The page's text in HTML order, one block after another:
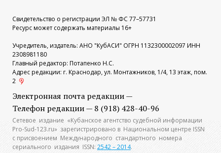
Свидетельство о регистрации ЭЛ № ФС 77–57731
Ресурс может содержать материалы 16+
Учредитель, издатель: АНО "КубАСИ" ОГРН 1132300002097 ИНН
2308981180
Главный редактор: Потапенко Н.С.
Адрес редакции: г. Краснодар, ул. Монтажников, 1/4, 13 этаж, пом.
2
Электронная почта редакции —
Телефон редакции — 8 (918) 428-40-96
Сетевое издание «Кубанское агентство судебной информации
Pro-Sud-123.ru» зарегистрировано в Национальном центре ISSN
с присвоением Международного стандартного номера
сериального издания ISSN: 2542 – 2014.